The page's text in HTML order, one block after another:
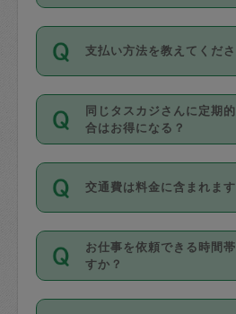
利用ください。機能を
の上事前申請することが
お、3時間を下回っても
いません。
11種類の価格帯の中か
身が価格を選んで設定し
タスカジさんの価格設
があり、レビュー件数、
値、などで除々に設定可
がっていく仕組みにな
支払い方法を教えてくだ
お支払方法はクレジッ
Master／JCB／
Diners Club）のみとな
を行う際にご入力くださ
ル登録時にはご入力い
丈夫です。
デビットカード・プリペ
リカ、au WALLETなど
同じタスカジさんに定期
合はお得になる？
依頼には「スポット」
隔週）」があり、「定期
ポット」よりお得な料
す。
定期の最低利用回数は設
りに、一定数を超えた
交通費は料金に含まれます
交通費は依頼料金とは
料金のご請求と合わせて
ます。交通費の金額は
お仕事を依頼できる時間
すか？
時間帯は3種類あります